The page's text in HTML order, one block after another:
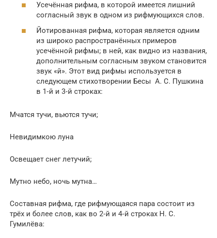
Усечённая рифма, в которой имеется лишний
согласный звук в одном из рифмующихся слов.
Йотированная рифма, которая является одним
из широко распространённых примеров
усечённой рифмы; в ней, как видно из названия,
дополнительным согласным звуком становится
звук «й». Этот вид рифмы используется в
следующем стихотворении Бесы А. С. Пушкина
в 1‑й и 3‑й строках:
Мчатся тучи, вьются тучи;
Невидимкою луна
Освещает снег летучий;
Мутно небо, ночь мутна…
Составная рифма, где рифмующаяся пара состоит из
трёх и более слов, как во 2‑й и 4‑й строках Н. С.
Гумилёва: